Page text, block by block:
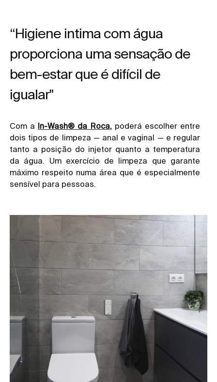
“Higiene intima com água
proporciona uma sensação de
bem-estar que é difícil de
igualar"
Com a In-Wash® da Roca, poderá escolher entre
dois tipos de limpeza — anal e vaginal — e regular
tanto a posição do injetor quanto a temperatura
da água. Um exercício de limpeza que garante
máximo respeito numa área que é especialmente
sensível para pessoas.